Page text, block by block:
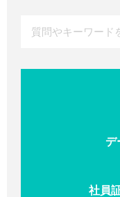
デ
社員